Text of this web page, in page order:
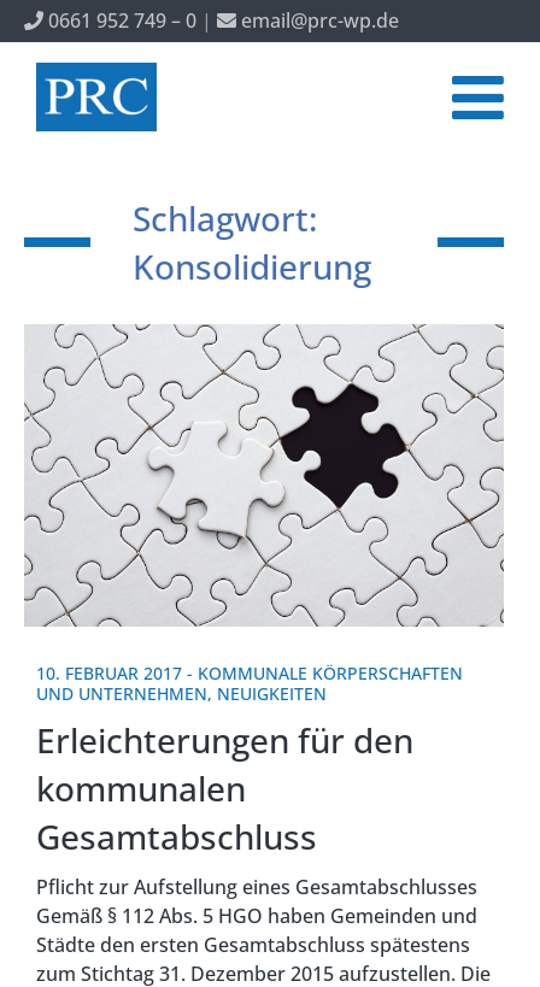
0661 952 749 – 0 | email@prc-wp.de
Schlagwort:
Konsolidierung
10. FEBRUAR 2017 - KOMMUNALE KÖRPERSCHAFTEN
UND UNTERNEHMEN, NEUIGKEITEN
Erleichterungen für den
kommunalen
Gesamtabschluss
Pflicht zur Aufstellung eines Gesamtabschlusses
Gemäß § 112 Abs. 5 HGO haben Gemeinden und
Städte den ersten Gesamtabschluss spätestens
zum Stichtag 31. Dezember 2015 aufzustellen. Die